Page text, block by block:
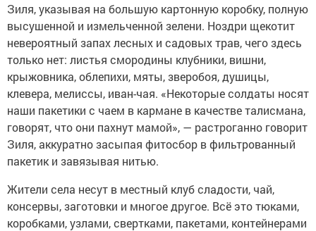
Зиля, указывая на большую картонную коробку, полную
высушенной и измельченной зелени. Ноздри щекотит
невероятный запах лесных и садовых трав, чего здесь
только нет: листья смородины клубники, вишни,
крыжовника, облепихи, мяты, зверобоя, душицы,
клевера, мелиссы, иван-чая. «Некоторые солдаты носят
наши пакетики с чаем в кармане в качестве талисмана,
говорят, что они пахнут мамой», — растроганно говорит
Зиля, аккуратно засыпая фитосбор в фильтрованный
пакетик и завязывая нитью.
Жители села несут в местный клуб сладости, чай,
консервы, заготовки и многое другое. Всё это тюками,
коробками, узлами, свертками, пакетами, контейнерами